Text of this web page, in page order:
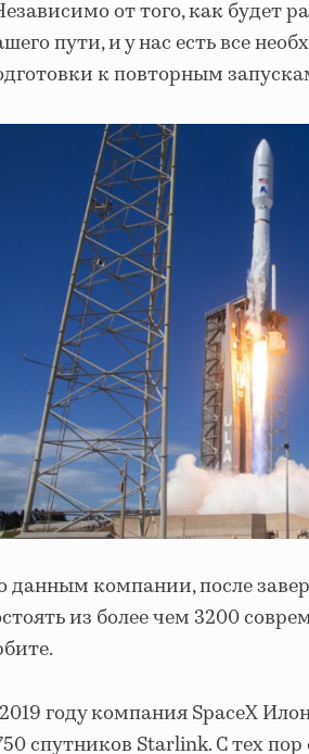
от того, как будет
пути, и у нас есть все
к повторным
данным компании, после
из более чем 3200
году компания SpaceX
спутников Starlink. С тех